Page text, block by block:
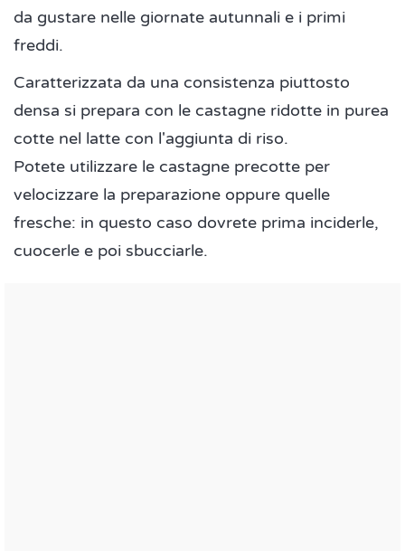
da gustare nelle giornate autunnali e i primi
freddi.
Caratterizzata da una consistenza piuttosto
densa si prepara con le castagne ridotte in purea
cotte nel latte con l'aggiunta di riso.
Potete utilizzare le castagne precotte per
velocizzare la preparazione oppure quelle
fresche: in questo caso dovrete prima inciderle,
cuocerle e poi sbucciarle.